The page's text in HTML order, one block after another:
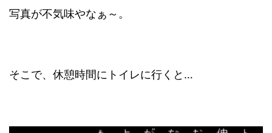
写真が不気味やなぁ～。
そこで、休憩時間にトイレに行くと…